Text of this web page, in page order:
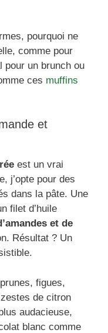
pourquoi ne
comme pour
pour un brunch ou
ces muffins
et
est un vrai
j’opte pour des
dans la pâte. Une
filet d’huile
et de
Résultat ? Un
figues,
de citron
audacieuse,
blanc comme